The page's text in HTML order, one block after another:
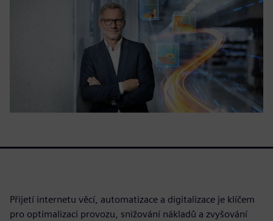
Přijetí internetu věcí, automatizace a digitalizace je klíčem
pro optimalizaci provozu, snižování nákladů a zvyšování